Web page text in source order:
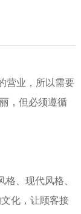
营业，所以需要
，但必须遵循
格、现代风格、
文化，让顾客接